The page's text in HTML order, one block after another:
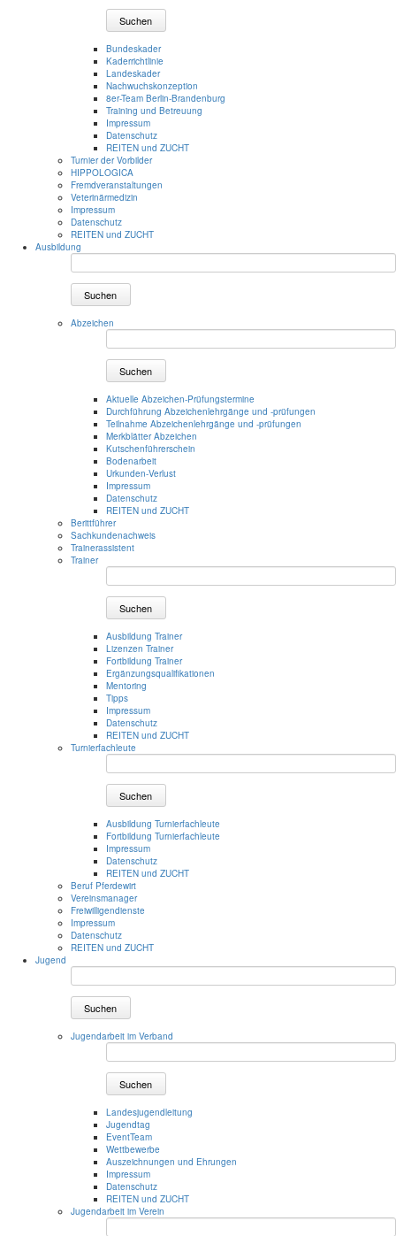
Suchen
Bundeskader
Kaderrichtlinie
Landeskader
Nachwuchskonzeption
8er-Team Berlin-Brandenburg
Training und Betreuung
Impressum
Datenschutz
REITEN und ZUCHT
Turnier der Vorbilder
HIPPOLOGICA
Fremdveranstaltungen
Veterinärmedizin
Impressum
Datenschutz
REITEN und ZUCHT
Ausbildung
Suchen
Abzeichen
Suchen
Aktuelle Abzeichen-Prüfungstermine
Durchführung Abzeichenlehrgänge und -prüfungen
Teilnahme Abzeichenlehrgänge und -prüfungen
Merkblätter Abzeichen
Kutschenführerschein
Bodenarbeit
Urkunden-Verlust
Impressum
Datenschutz
REITEN und ZUCHT
Berittführer
Sachkundenachweis
Trainerassistent
Trainer
Suchen
Ausbildung Trainer
Lizenzen Trainer
Fortbildung Trainer
Ergänzungsqualifikationen
Mentoring
Tipps
Impressum
Datenschutz
REITEN und ZUCHT
Turnierfachleute
Suchen
Ausbildung Turnierfachleute
Fortbildung Turnierfachleute
Impressum
Datenschutz
REITEN und ZUCHT
Beruf Pferdewirt
Vereinsmanager
Freiwilligendienste
Impressum
Datenschutz
REITEN und ZUCHT
Jugend
Suchen
Jugendarbeit im Verband
Suchen
Landesjugendleitung
Jugendtag
EventTeam
Wettbewerbe
Auszeichnungen und Ehrungen
Impressum
Datenschutz
REITEN und ZUCHT
Jugendarbeit im Verein